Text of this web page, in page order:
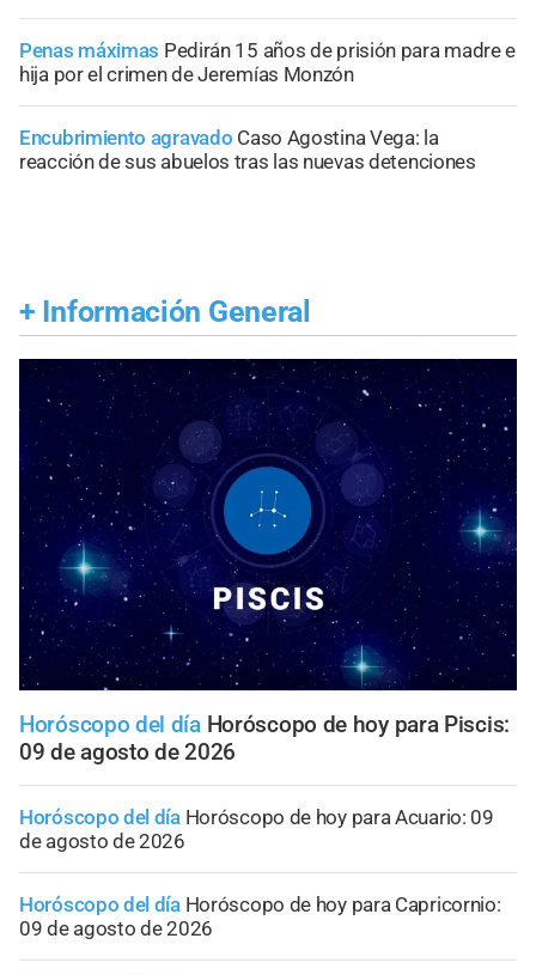
Penas máximas Pedirán 15 años de prisión para madre e
hija por el crimen de Jeremías Monzón
Encubrimiento agravado Caso Agostina Vega: la
reacción de sus abuelos tras las nuevas detenciones
+ Información General
Horóscopo del día Horóscopo de hoy para Piscis:
09 de agosto de 2026
Horóscopo del día Horóscopo de hoy para Acuario: 09
de agosto de 2026
Horóscopo del día Horóscopo de hoy para Capricornio:
09 de agosto de 2026